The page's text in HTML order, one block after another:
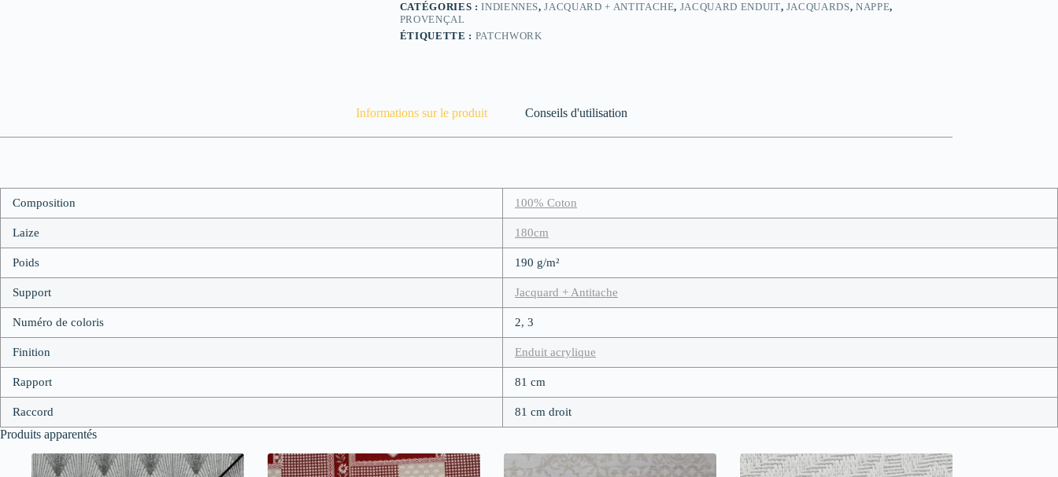
CATÉGORIES :INDIENNES,JACQUARD + ANTITACHE, JACQUARD ENDUIT, JACQUARDS, NAPPE,
PROVENÇAL
ÉTIQUETTE : PATCHWORK
Informations sur le produit Conseils d'utilisation
Composition 100% Coton
Laize 180cm
Poids 190 g/m²
Support Jacquard + Antitache
Numéro de coloris 2, 3
Finition Enduit acrylique
Rapport 81 cm
Raccord 81 cm droit
Produits apparentés